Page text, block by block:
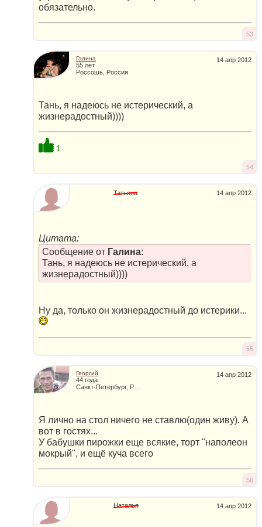
обязательно.
53
14 апр 2012
Галина
55 лет
Россошь, Россия
Тань, я надеюсь не истерический, а
жизнерадостный))))
1
54
14 апр 2012
Татьяна
Цитата:
Сообщение от Галина:
Тань, я надеюсь не истерический, а
жизнерадостный))))
Ну да, только он жизнерадостный до истерики...
55
14 апр 2012
Георгий
44 года
Я лично на стол ничего не ставлю(один живу). А
вот в гостях...
У бабушки пирожки еще всякие, торт "наполеон
мокрый", и ещё куча всего
56
14 апр 2012
Наталья